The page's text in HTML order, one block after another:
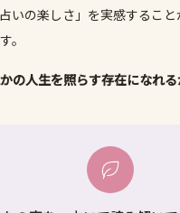
いの楽しさ」を実感するこ
。
の人生を照らす存在になれる